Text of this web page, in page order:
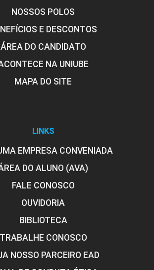
NOSSOS POLOS
E DESCONTOS
ÁREA DO CANDIDATO
NA UNIUBE
MAPA DO SITE
LINKS
EMPRESA CONVENIADA
DO ALUNO (AVA)
FALE CONOSCO
OUVIDORIA
BIBLIOTECA
TRABALHE CONOSCO
NOSSO PARCEIRO EAD